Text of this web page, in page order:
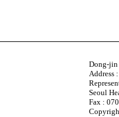
Dong-jin
Address
Seoul
Fax :